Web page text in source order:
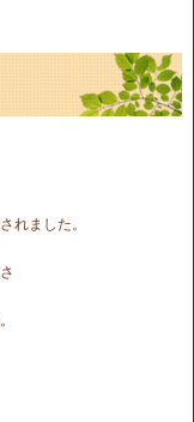
れました。